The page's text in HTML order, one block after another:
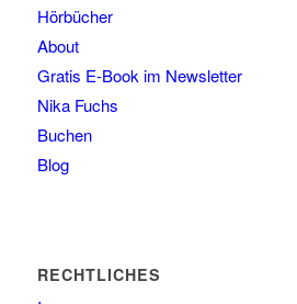
Hörbücher
About
Gratis E-Book im Newsletter
Nika Fuchs
Buchen
Blog
RECHTLICHES